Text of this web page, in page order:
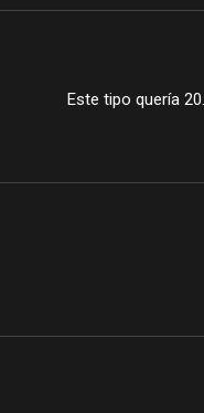
Este tipo quería